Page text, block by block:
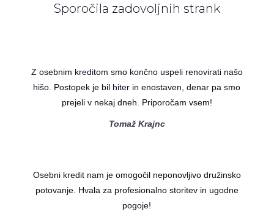
Sporočila zadovoljnih strank
Z osebnim kreditom smo končno uspeli renovirati našo
hišo. Postopek je bil hiter in enostaven, denar pa smo
prejeli v nekaj dneh. Priporočam vsem!
Tomaž Krajnc
Osebni kredit nam je omogočil neponovljivo družinsko
potovanje. Hvala za profesionalno storitev in ugodne
pogoje!